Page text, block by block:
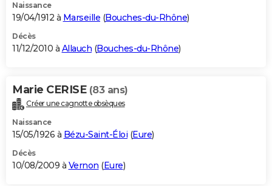
Naissance
19/04/1912 à Marseille (Bouches-du-Rhône)
Décès
11/12/2010 à Allauch (Bouches-du-Rhône)
Marie CERISE (83 ans)
Créer une cagnotte obsèques
Naissance
15/05/1926 à Bézu-Saint-Éloi (Eure)
Décès
10/08/2009 à Vernon (Eure)